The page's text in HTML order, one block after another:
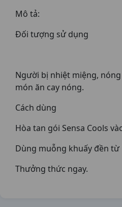
Mô tả:
Đối tượng sử dụng
Người bị nhiệt miệng,
món ăn cay nóng.
Cách dùng
Hòa tan gói Sensa Cools
Dùng muỗng khuấy đền từ
Thưởng thức ngay.